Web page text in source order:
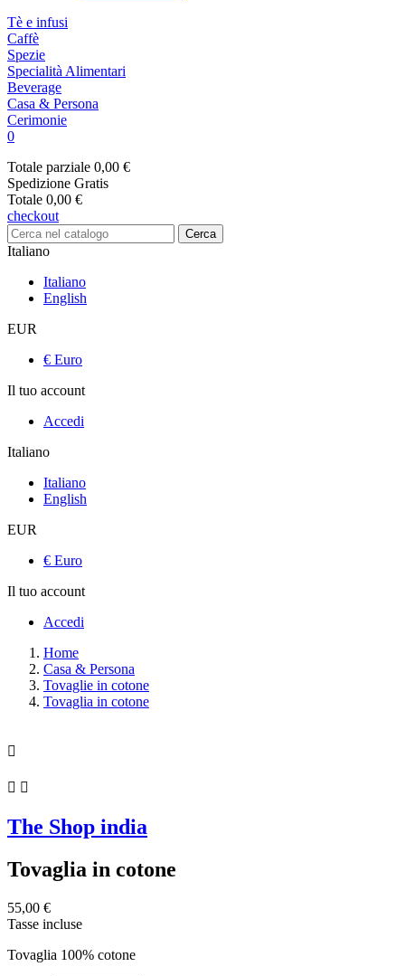
Tè e infusi
Caffè
Spezie
Specialità Alimentari
Beverage
Casa & Persona
Cerimonie
0
Totale parziale 0,00 €
Spedizione Gratis
Totale 0,00 €
checkout
Cerca
Italiano
Italiano
English
EUR
€ Euro
Il tuo account
Accedi
Italiano
Italiano
English
EUR
€ Euro
Il tuo account
Accedi
Home
Casa & Persona
Tovaglie in cotone
Tovaglia in cotone

 
The Shop india
Tovaglia in cotone
55,00 €
Tasse incluse
Tovaglia 100% cotone